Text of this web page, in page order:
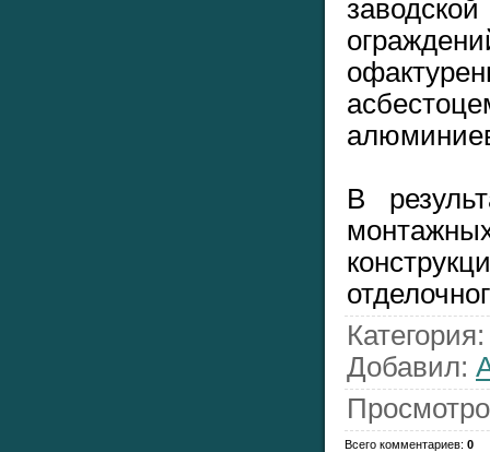
В
Категория
Добавил:
Всего комментариев: 0